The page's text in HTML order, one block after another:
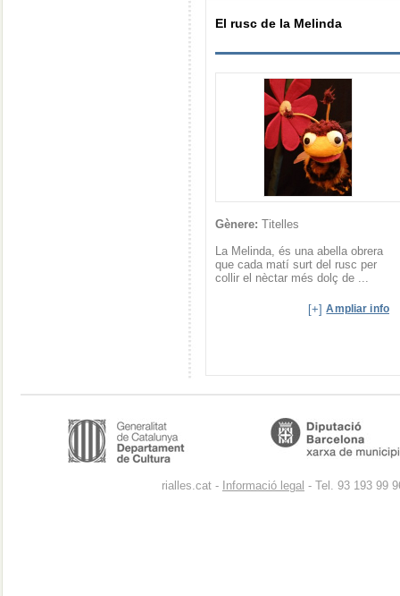
El rusc de la Melinda
Gènere: Titelles
La Melinda, és una abella obrera
que cada matí surt del rusc per
collir el nèctar més dolç de ...
[+]Ampliar info
rialles.cat - Informació legal - Tel. 93 193 99